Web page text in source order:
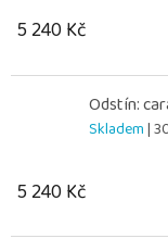
5 240 Kč
Odstín:
Skladem|
5 240 Kč